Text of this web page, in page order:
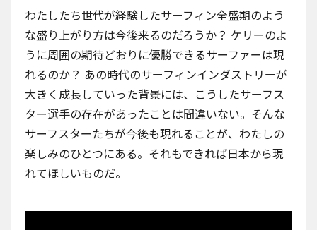
わたしたち世代が経験したサーフィン全盛期のよう
な盛り上がり方は今後来るのだろうか？ ケリーのよ
うに周囲の期待どおりに優勝できるサーファーは現
れるのか？ あの時代のサーフィンインダストリーが
大きく成長していった背景には、こうしたサーフス
ター選手の存在があったことは間違いない。そんな
サーフスターたちが今後も現れることが、わたしの
楽しみのひとつにある。それもできれば日本から現
れてほしいものだ。